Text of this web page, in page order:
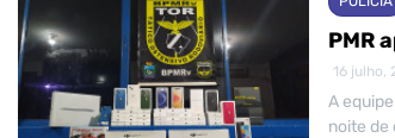
PMR
16 julho,
A
noite de